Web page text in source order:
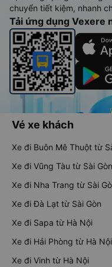
chuyển tiết kiệm, nhanh
Tải ứng dụng Vexere
Vé xe khách
Xe đi Buôn Mê Thuột từ
Xe đi Vũng Tàu từ Sài Gòn
Xe đi Nha Trang từ Sài
Xe đi Đà Lạt từ Sài Gòn
Xe đi Sapa từ Hà Nội
Xe đi Hải Phòng từ Hà Nội
Xe đi Vinh từ Hà Nội